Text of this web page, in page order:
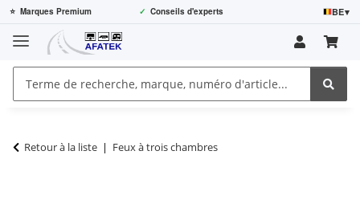
⭐ Marques Premium ✓ Conseils d'experts BE▾
Retour à la liste Feux à trois chambres